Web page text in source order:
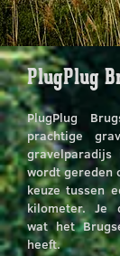
PlugPlug
PlugPlug
prachtige
gravelparadijs
wordt gereden
keuze tussen
kilometer. Je
wat het
heeft.